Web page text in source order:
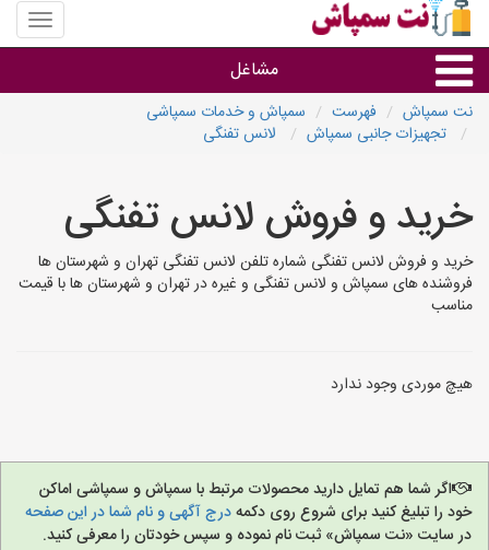
منوی
سایت
مشاغل
گروه ها
استان ها
نت سمپاش فهرست
سمپاش و خدمات سمپاشی
تجهیزات جانبی سمپاش
لانس تفنگی
خرید و فروش لانس تفنگی
خرید و فروش لانس تفنگی شماره تلفن لانس تفنگی تهران و شهرستان ها
فروشنده های سمپاش و لانس تفنگی و غیره در تهران و شهرستان ها با قیمت
مناسب
هیچ موردی وجود ندارد
اگر شما هم تمایل دارید محصولات مرتبط با سمپاش و سمپاشی اماکن
خود را تبلیغ کنید برای شروع روی دکمهدرج آگهی و نام شما در این صفحه
در سایت «نت سمپاش» ثبت نام نموده و سپس خودتان را معرفی کنید.